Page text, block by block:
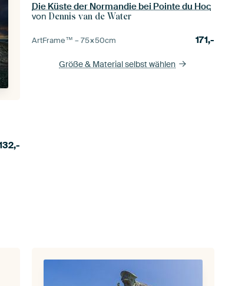
Die Küste der Normandie bei Pointe du Hoc
vonDennis van de Water
ArtFrame™ –75×50cm 171,-
Größe & Material selbst wählen